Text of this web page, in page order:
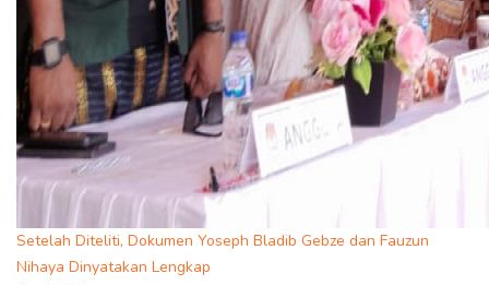
Setelah Diteliti, Dokumen Yoseph Bladib Gebze dan Fauzun
Nihaya Dinyatakan Lengkap